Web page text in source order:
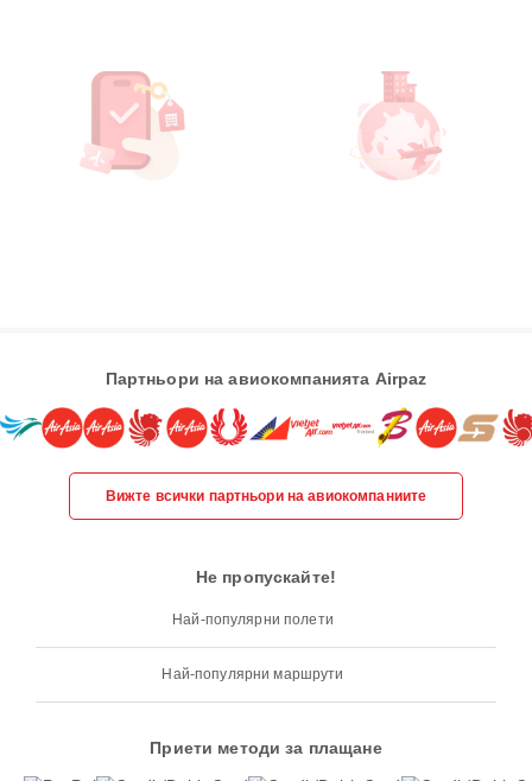
Партньори на авиокомпанията Airpaz
Вижте всички партньори на авиокомпаниите
Не пропускайте!
Най-популярни полети
Най-популярни маршрути
Приети методи за плащане